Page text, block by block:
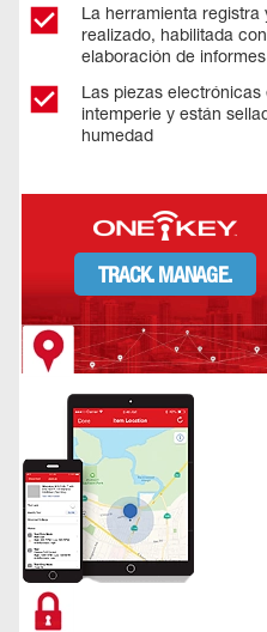
La herramienta
realizado, habilitada
elaboración de
Las piezas
intemperie y están
humedad
TRACK. MANAGE.